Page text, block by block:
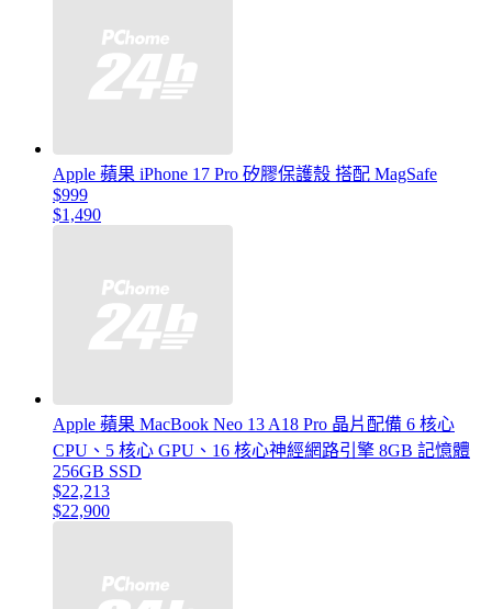
Apple 蘋果 iPhone 17 Pro 矽膠保護殼 搭配 MagSafe
$999
$1,490
Apple 蘋果 MacBook Neo 13 A18 Pro 晶片配備 6 核心
CPU、5 核心 GPU、16 核心神經網路引擎 8GB 記憶體
256GB SSD
$22,213
$22,900